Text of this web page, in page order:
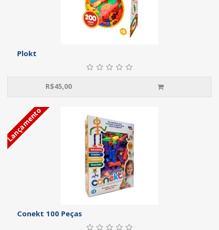
Plokt
R$45,00
Lançamento
Conekt 100 Peças